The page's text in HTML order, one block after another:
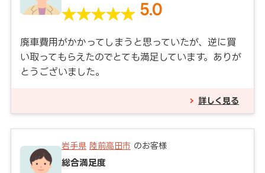
5.0
廃車費用がかかってしまうと思っていたが、逆に買
い取ってもらえたのでとても満足しています。ありが
とうございました。
詳しく見る
岩手県 陸前高田市 のお客様
総合満足度